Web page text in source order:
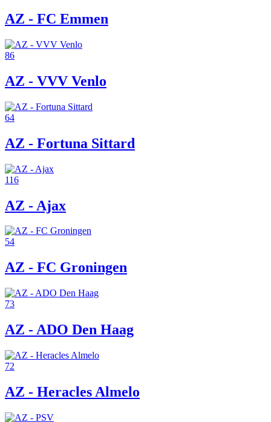
AZ - FC Emmen
86
AZ - VVV Venlo
64
AZ - Fortuna Sittard
116
AZ - Ajax
54
AZ - FC Groningen
73
AZ - ADO Den Haag
72
AZ - Heracles Almelo